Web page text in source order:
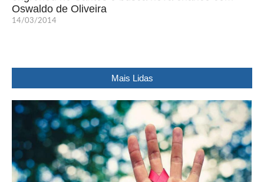
Oswaldo de Oliveira
14/03/2014
Mais Lidas